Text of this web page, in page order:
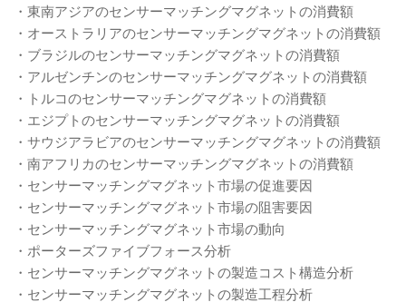
・東南アジアのセンサーマッチングマグネットの消費額
・オーストラリアのセンサーマッチングマグネットの消費額
・ブラジルのセンサーマッチングマグネットの消費額
・アルゼンチンのセンサーマッチングマグネットの消費額
・トルコのセンサーマッチングマグネットの消費額
・エジプトのセンサーマッチングマグネットの消費額
・サウジアラビアのセンサーマッチングマグネットの消費額
・南アフリカのセンサーマッチングマグネットの消費額
・センサーマッチングマグネット市場の促進要因
・センサーマッチングマグネット市場の阻害要因
・センサーマッチングマグネット市場の動向
・ポーターズファイブフォース分析
・センサーマッチングマグネットの製造コスト構造分析
・センサーマッチングマグネットの製造工程分析